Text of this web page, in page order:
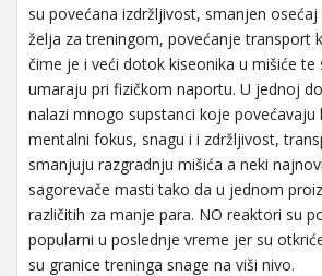
su povećana izdržljivost, smanjen
želja za treningom, povećanje transport
čime je i veći dotok kiseonika u mišiće te
umaraju pri fizičkom naportu. U jednoj
nalazi mnogo supstanci koje povećavaju
mentalni fokus, snagu i i zdržljivost,
smanjuju razgradnju mišića a neki
sagorevače masti tako da u jednom
različitih za manje para. NO reaktori su
popularni u poslednje vreme jer su
su granice treninga snage na viši nivo.